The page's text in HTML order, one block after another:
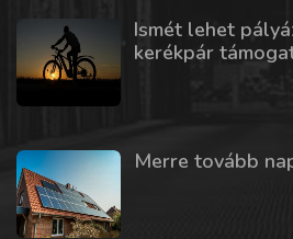
Ismét lehet
kerékpár
Merre tovább